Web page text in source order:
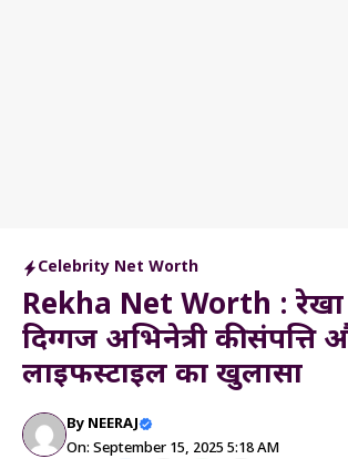
Celebrity Net Worth
Rekha Net Worth : रेखा
दिग्गज अभिनेत्री की संपत्ति
लाइफस्टाइल का खुलासा
By NEERAJ
On: September 15, 2025 5:18 AM